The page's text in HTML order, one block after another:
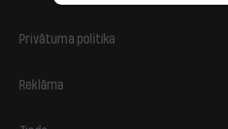
Privātuma politika
Reklāma